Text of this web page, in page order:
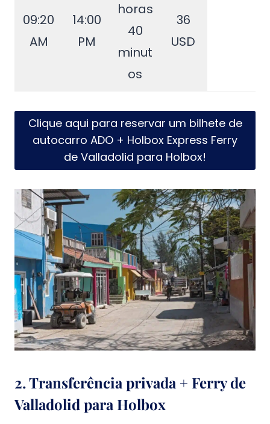
09:20
AM
14:00
PM
horas
40
minut
os
36
USD
Clique aqui para reservar um bilhete de
autocarro ADO + Holbox Express Ferry
de Valladolid para Holbox!
2. Transferência privada + Ferry de
Valladolid para Holbox